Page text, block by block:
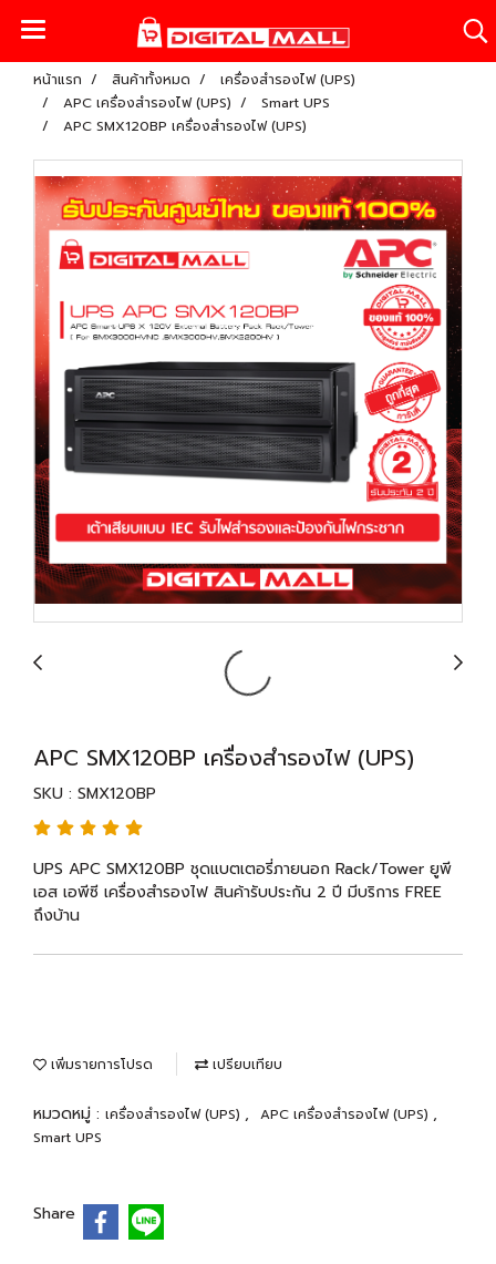
หน้าแรก สินค้าทั้งหมด
เครื่องสำรองไฟ (UPS)
APC เครื่องสำรองไฟ (UPS)
Smart UPS
APC SMX120BP เครื่องสำรองไฟ (UPS)
APC SMX120BP เครื่องสำรองไฟ (UPS)
SKU : SMX120BP
UPS APC SMX120BP ชุดแบตเตอรี่ภายนอก Rack/Tower ยูพี
เอส เอพีซี เครื่องสำรองไฟ สินค้ารับประกัน 2 ปี มีบริการ FREE
ถึงบ้าน
เพิ่มรายการโปรด เปรียบเทียบ
หมวดหมู่ : เครื่องสำรองไฟ (UPS) , APC เครื่องสำรองไฟ (UPS) ,
Smart UPS
Share